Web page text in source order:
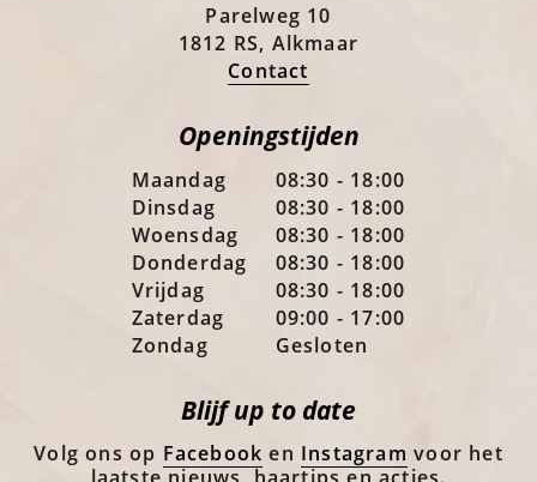
Parelweg 10
1812 RS, Alkmaar
Contact
Openingstijden
Maandag
08:30 - 18:00
Dinsdag
08:30 - 18:00
Woensdag
08:30 - 18:00
Donderdag
08:30 - 18:00
Vrijdag
08:30 - 18:00
Zaterdag
09:00 - 17:00
Zondag
Gesloten
Blijf up to date
Volg ons op Facebook en Instagram voor het